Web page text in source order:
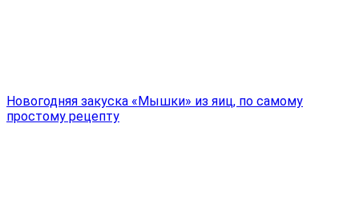
Новогодняя закуска «Мышки» из яиц, по самому
простому рецепту